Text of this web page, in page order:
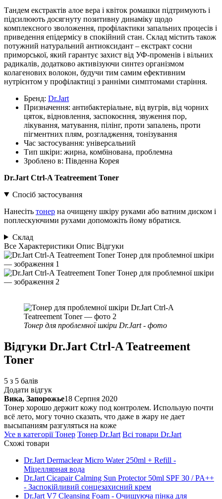
Тандем екстрактів алое вера і квіток ромашки підтримують і
підсилюють досягнуту позитивну динаміку щодо
комплексного зволоження, профілактики запальних процесів і
приведення епідермісу в спокійний стан. Склад містить також
потужний натуральний антиоксидант – екстракт сосни
приморської, який гарантує захист від УФ-променів і вільних
радикалів, додатково активізуючи синтез організмом
колагенових волокон, будучи тим самим ефективним
нутрієнтом у профілактиці з ранніми симптомами старіння.
Бренд: Dr.Jart
Призначення: антибактеріальне, від вугрів, від чорних
цяток, відновлення, заспокоєння, звуження пор,
лікування, матування, пілінг, проти запалень, проти
пігментних плям, розгладження, тонізування
Час застосування: універсальний
Тип шкіри: жирна, комбінована, проблемна
Зроблено в: Південна Корея
Dr.Jart Ctrl-A Teatreement Toner
Спосіб застосування
Нанесіть тонер на очищену шкіру руками або ватним диском і
поплескуючими рухами допоможіть йому вбратися.
Склад
Все Характеристики Опис Відгуки
Тонер для проблемної шкіри Dr.Jart - фото
Відгуки Dr.Jart Ctrl-A Teatreement
Toner
5 з 5 балів
Додати відгук
Вика, Запорожье18 Серпня 2020
Тонер хорошо держит кожу под контролем. Использую почти
всё лето, могу точно сказать, что даже в жару не дает
высыпаниям разгуляться на коже
Усе в категоріїТонер Тонер Dr.Jart Всі товари Dr.Jart
Схожі товари
Dr.Jart Dermaclear Micro Water 250ml + Refill -
Міцеллярная вода
Dr.Jart Cicapair Calming Sun Protector 50ml SPF 30 / PA++
- Заспокійливий сонцезахисний крем
Dr.Jart V7 Cleansing Foam - Очищуюча пінка для